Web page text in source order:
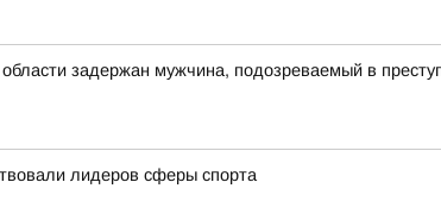
задержан мужчина, подозреваемый в
лидеров сферы спорта